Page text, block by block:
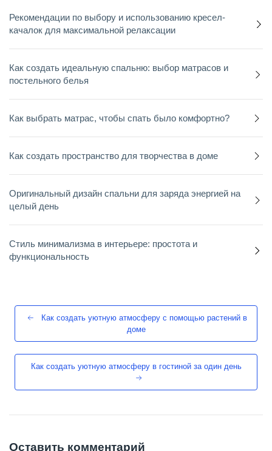
Рекомендации по выбору и использованию кресел-
качалок для максимальной релаксации
Как создать идеальную спальню: выбор матрасов и
постельного белья
Как выбрать матрас, чтобы спать было комфортно?
Как создать пространство для творчества в доме
Оригинальный дизайн спальни для заряда энергией на
целый день
Стиль минимализма в интерьере: простота и
функциональность
Как создать уютную атмосферу с помощью растений в
доме
Как создать уютную атмосферу в гостиной за один день
Оставить комментарий